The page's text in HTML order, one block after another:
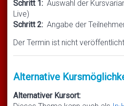
Schritt 1: Auswahl der
Live)
Schritt 2: Angabe der
Der Termin ist nicht veröffentlicht
Alternative
Alternativer Kursort: